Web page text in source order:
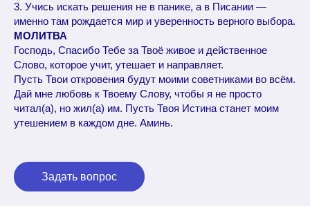
3. Учись искать решения не в панике, а в Писании —
именно там рождается мир и уверенность верного выбора.
МОЛИТВА
Господь, Спасибо Тебе за Твоё живое и действенное
Слово, которое учит, утешает и направляет.
Пусть Твои откровения будут моими советниками во всём.
Дай мне любовь к Твоему Слову, чтобы я не просто
читал(а), но жил(а) им. Пусть Твоя Истина станет моим
утешением в каждом дне. Аминь.
Задать вопрос